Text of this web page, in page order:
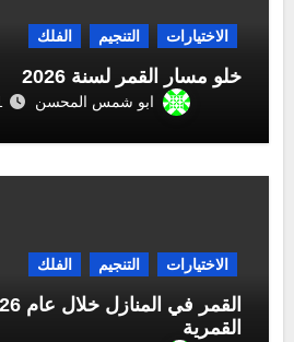
الاختيارات التنجيم الفلك
خلو مسار القمر لسنة 2026
ابو شمس المحسن 1
الاختيارات التنجيم الفلك
القمرية